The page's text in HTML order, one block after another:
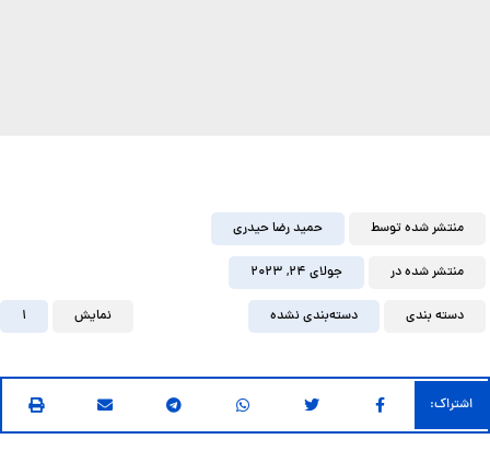
منتشر شده توسط حمید رضا حیدری
منتشر شده در جولای ۲۴, ۲۰۲۳
دسته بندی دسته‌بندی نشده نمایش 1